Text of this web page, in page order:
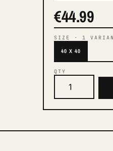
€44.99
SIZE · 1
40 X 40
QTY